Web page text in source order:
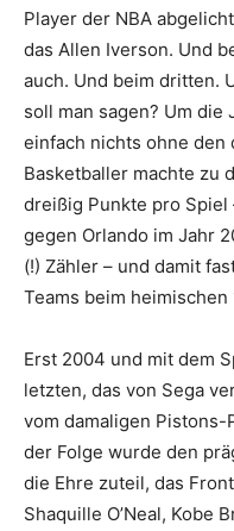
Player der NBA
das Allen Iverson. Und
auch. Und beim dritten.
soll man sagen? Um
einfach nichts ohne den
Basketballer machte zu
dreißig Punkte pro
gegen Orlando im Jahr
(!) Zähler – und damit
Teams beim heimischen
Erst 2004 und mit dem
letzten, das von Sega
vom damaligen Pistons-
der Folge wurde den
die Ehre zuteil, das
Shaquille O’Neal, Kobe